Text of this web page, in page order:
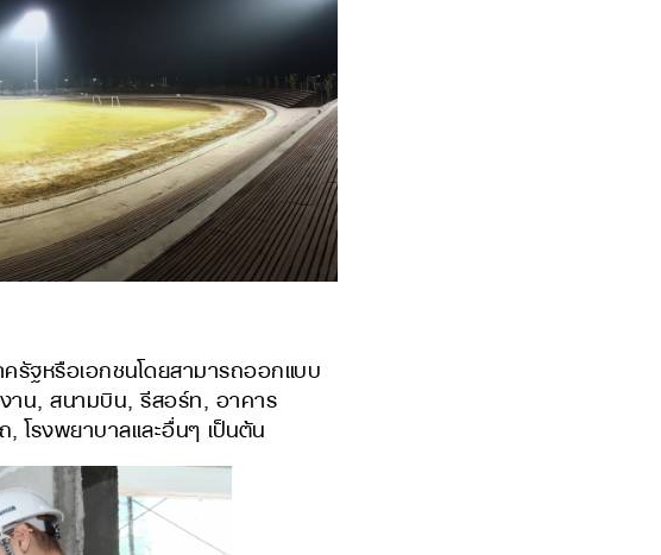
ฐหรือเอกชนโดยสามารถออกแบบ
งาน, สนามบิน, รีสอร์ท, อาคาร
รงพยาบาลและอื่นๆ เป็นต้น